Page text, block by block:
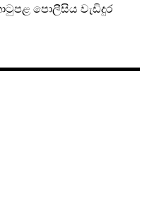
පොලීසිය වැඩිදුර